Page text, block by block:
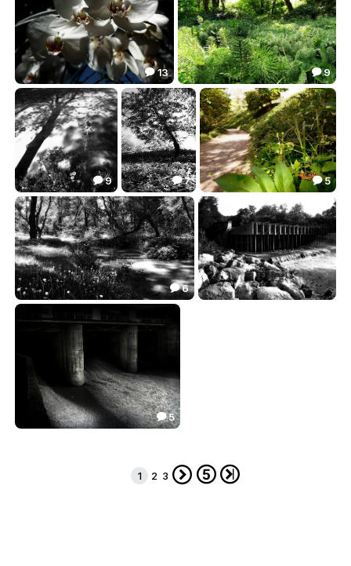
Солнце падало не так
5.60
 13
Где-то там падал свет
 6.44
 9
Как обнялись вода, земля и солнце
 6.48
 9
Деревушко
8.22
 7
3.30
 5
Солнечные зайцы черно-белого цвета
8.64
 6
 5
1 2 3   